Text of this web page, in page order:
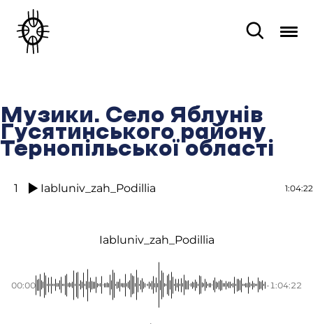
Музики. Село Яблунів
Гусятинського району
Тернопільської області
1 Iabluniv_zah_Podillia 1:04:22
Iabluniv_zah_Podillia
00:00 -1:04:22